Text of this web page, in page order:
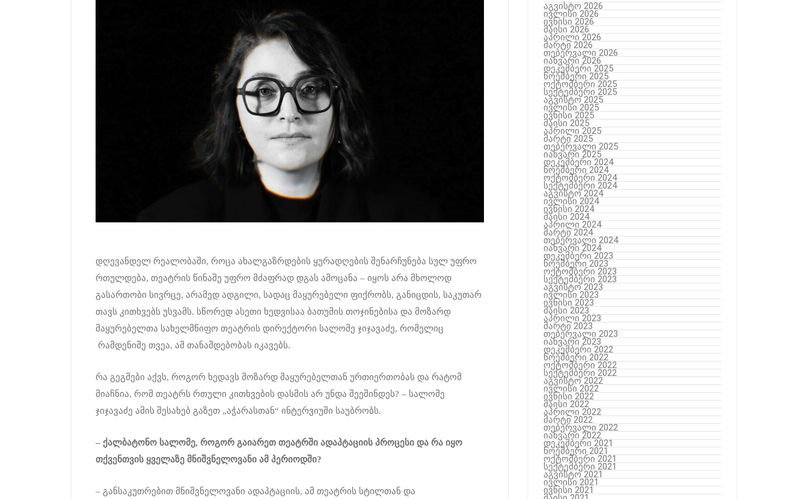
დღევანდელ რეალობაში, როცა ახალგაზრდების ყურადღების შენარჩუნება სულ უფრო
რთულდება, თეატრის წინაშე უფრო მძაფრად დგას ამოცანა – იყოს არა მხოლოდ
გასართობი სივრცე, არამედ ადგილი, სადაც მაყურებელი ფიქრობს, განიცდის, საკუთარ
თავს კითხვებს უსვამს. სწორედ ასეთი ხედვისაა ბათუმის თოჯინებისა და მოზარდ
მაყურებელთა სახელმწიფო თეატრის დირექტორი სალომე ჯიჯავაძე, რომელიც
რამდენიმე თვეა, ამ თანამდებობას იკავებს.
რა გეგმები აქვს, როგორ ხედავს მოზარდ მაყურებელთან ურთიერთობას და რატომ
მიაჩნია, რომ თეატრს რთული კითხვების დასმის არ უნდა შეეშინდეს? – სალომე
ჯიჯავაძე ამის შესახებ გაზეთ „აჭარასთან“ ინტერვიუში საუბრობს.
– ქალბატონო სალომე, როგორ გაიარეთ თეატრში ადაპტაციის პროცესი და რა იყო
თქვენთვის ყველაზე მნიშვნელოვანი ამ პერიოდში?
– განსაკუთრებით მნიშვნელოვანი ადაპტაციის, ამ თეატრის სტილთან და
აგვისტო 2026
ივლისი 2026
ივნისი 2026
მაისი 2026
აპრილი 2026
მარტი 2026
თებერვალი 2026
იანვარი 2026
დეკემბერი 2025
ნოემბერი 2025
ოქტომბერი 2025
სექტემბერი 2025
აგვისტო 2025
ივლისი 2025
ივნისი 2025
მაისი 2025
აპრილი 2025
მარტი 2025
თებერვალი 2025
იანვარი 2025
დეკემბერი 2024
ნოემბერი 2024
ოქტომბერი 2024
სექტემბერი 2024
აგვისტო 2024
ივლისი 2024
ივნისი 2024
მაისი 2024
აპრილი 2024
მარტი 2024
თებერვალი 2024
იანვარი 2024
დეკემბერი 2023
ნოემბერი 2023
ოქტომბერი 2023
სექტემბერი 2023
აგვისტო 2023
ივლისი 2023
ივნისი 2023
მაისი 2023
აპრილი 2023
მარტი 2023
თებერვალი 2023
იანვარი 2023
დეკემბერი 2022
ნოემბერი 2022
ოქტომბერი 2022
სექტემბერი 2022
აგვისტო 2022
ივლისი 2022
ივნისი 2022
მაისი 2022
აპრილი 2022
მარტი 2022
თებერვალი 2022
იანვარი 2022
დეკემბერი 2021
ნოემბერი 2021
ოქტომბერი 2021
სექტემბერი 2021
აგვისტო 2021
ივლისი 2021
ივნისი 2021